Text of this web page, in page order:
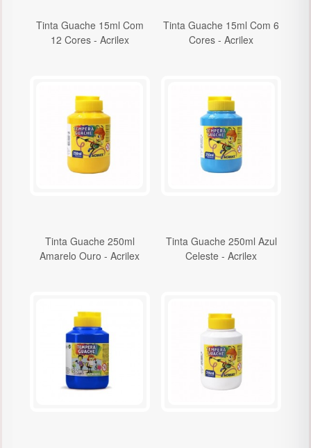
Tinta Guache 15ml Com
12 Cores - Acrilex
Tinta Guache 15ml Com 6
Cores - Acrilex
Tinta Guache 250ml
Amarelo Ouro - Acrilex
Tinta Guache 250ml Azul
Celeste - Acrilex